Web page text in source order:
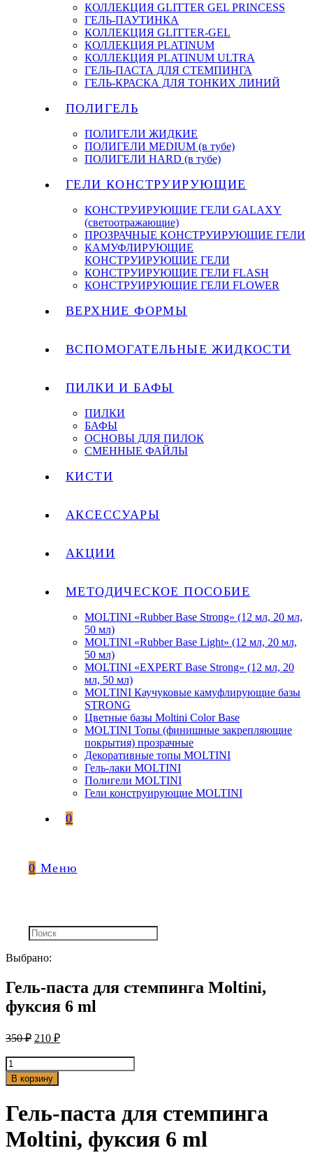
КОЛЛЕКЦИЯ GLITTER GEL PRINCESS
ГЕЛЬ-ПАУТИНКА
КОЛЛЕКЦИЯ GLITTER-GEL
КОЛЛЕКЦИЯ PLATINUM
КОЛЛЕКЦИЯ PLATINUM ULTRA
ГЕЛЬ-ПАСТА ДЛЯ СТЕМПИНГА
ГЕЛЬ-КРАСКА ДЛЯ ТОНКИХ ЛИНИЙ
ПОЛИГЕЛЬ
ПОЛИГЕЛИ ЖИДКИЕ
ПОЛИГЕЛИ MEDIUM (в тубе)
ПОЛИГЕЛИ HARD (в тубе)
ГЕЛИ КОНСТРУИРУЮЩИЕ
КОНСТРУИРУЮЩИЕ ГЕЛИ GALAXY
(светоотражающие)
ПРОЗРАЧНЫЕ КОНСТРУИРУЮЩИЕ ГЕЛИ
КАМУФЛИРУЮЩИЕ
КОНСТРУИРУЮЩИЕ ГЕЛИ
КОНСТРУИРУЮЩИЕ ГЕЛИ FLASH
КОНСТРУИРУЮЩИЕ ГЕЛИ FLOWER
ВЕРХНИЕ ФОРМЫ
ВСПОМОГАТЕЛЬНЫЕ ЖИДКОСТИ
ПИЛКИ И БАФЫ
ПИЛКИ
БАФЫ
ОСНОВЫ ДЛЯ ПИЛОК
СМЕННЫЕ ФАЙЛЫ
КИСТИ
АКСЕССУАРЫ
АКЦИИ
МЕТОДИЧЕСКОЕ ПОСОБИЕ
MOLTINI «Rubber Base Strong» (12 мл, 20 мл,
50 мл)
MOLTINI «Rubber Base Light» (12 мл, 20 мл,
50 мл)
MOLTINI «EXPERT Base Strong» (12 мл, 20
мл, 50 мл)
MOLTINI Каучуковые камуфлирующие базы
STRONG
Цветные базы Moltini Color Base
MOLTINI Топы (финишные закрепляющие
покрытия) прозрачные
Декоративные топы MOLTINI
Гель-лаки MOLTINI
Полигели MOLTINI
Гели конструирующие MOLTINI
0
0 Меню
Выбрано:
Гель-паста для стемпинга Moltini,
фуксия 6 ml
350₽ 210 ₽
Количество
товара
Гель-
для
стемпинга
Moltini,
фуксия
В корзину
Гель-паста для стемпинга
Moltini, фуксия 6 ml